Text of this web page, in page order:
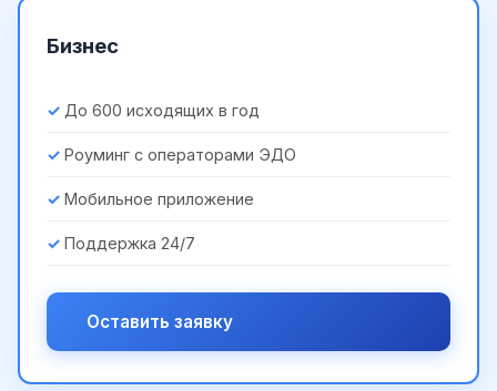
Бизнес
До 600 исходящих в год
Роуминг с операторами ЭДО
Мобильное приложение
Поддержка 24/7
Оставить заявку